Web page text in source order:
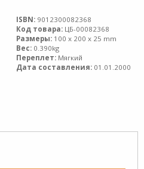
ISBN: 9012300082368
Код товара: ЦБ-00082368
Размеры: 100 x 200 x 25 mm
Вес: 0.390kg
Переплет: Мягкий
Дата составления: 01.01.2000